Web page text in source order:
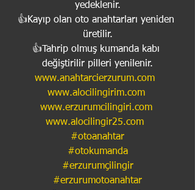
yedeklenir.
👍Kayıp olan oto anahtarları yeniden
üretilir.
👍Tahrip olmuş kumanda kabı
değiştirilir pilleri yenilenir.
www.anahtarcierzurum.com
www.alocilingirim.com
www.erzurumcilingiri.com
www.alocilingir25.com
#otoanahtar
#otokumanda
#erzurumçilingir
#erzurumotoanahtar